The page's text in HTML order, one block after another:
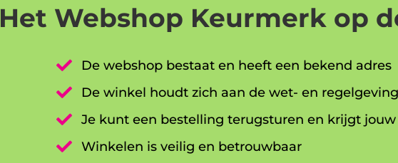
Het Webshop Keurmerk op

De webshop bestaat en heeft een bekend adres

De winkel houdt zich aan de wet- en regelgeving
 Je kunt een bestelling terugsturen en krijgt
 Winkelen is veilig en betrouwbaar